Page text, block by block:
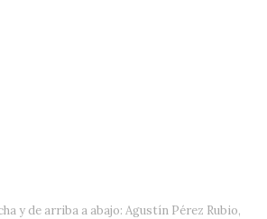
y de arriba a abajo: Agustín Pérez Rubio,